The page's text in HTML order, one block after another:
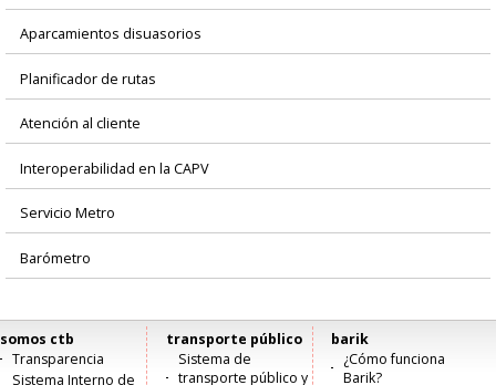
Aparcamientos disuasorios
Planificador de rutas
Atención al cliente
Interoperabilidad en la CAPV
Servicio Metro
Barómetro
Menú
somos ctb
Transparencia
Sistema Interno de
transporte público
Sistema de
transporte público y
barik
¿Cómo funciona
Barik?